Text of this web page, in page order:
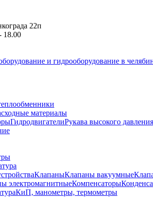
22п
18.00
материалы
ГидродвигателиРукава высокого давления
КлапаныКлапаны вакуумные
электромагнитныеКомпенсаторы
КиП, манометры, термометры